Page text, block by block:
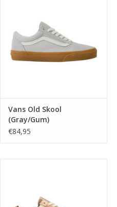
Vans Old Skool
(Gray/Gum)
VN000D9Y0CS1
€84,95